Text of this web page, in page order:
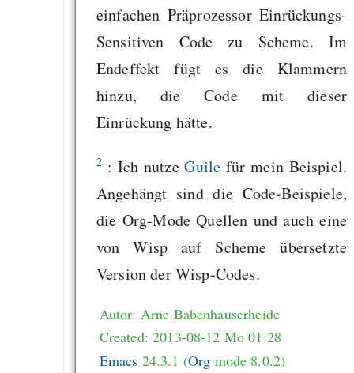
einfachen Präprozessor Einrückungs-
Sensitiven Code zu Scheme. Im
Endeffekt fügt es die Klammern
hinzu, die Code mit dieser
Einrückung hätte.
2 : Ich nutzeGuile für mein Beispiel.
Angehängt sind die Code-Beispiele,
die Org-Mode Quellen und auch eine
von Wisp auf Scheme übersetzte
Version der Wisp-Codes.
Autor: Arne Babenhauserheide
Created: 2013-08-12 Mo 01:28
Emacs 24.3.1 (Org mode 8.0.2)